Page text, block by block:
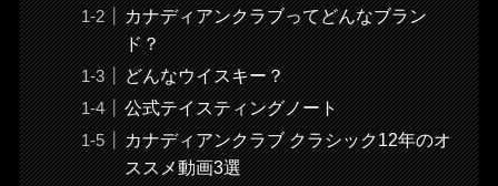
カナディアンクラブってどんなブラン
ド？
どんなウイスキー？
公式テイスティングノート
カナディアンクラブ クラシック12年のオ
ススメ動画3選